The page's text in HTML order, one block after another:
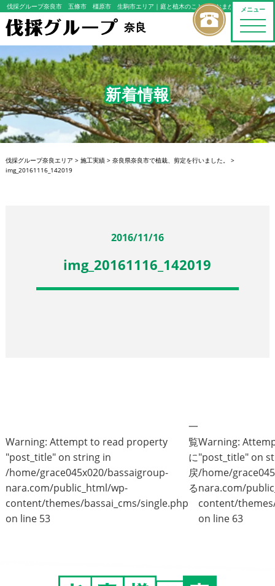
メニュー
toggle
伐採グループ奈良市 五條市 橿原市 生駒市エリア ｜庭と植木のことならおまかせください
奈良
新着情報
伐採グループ奈良エリア > 施工実績> 奈良県奈良市で植栽、剪定を行いました。
>
img_20161116_142019
2016/11/16
img_20161116_142019
Warning: Attempt to read property
"post_title" on string in
/home/grace045x020/bassaigroup-
nara.com/public_html/wp-
content/themes/bassai_cms/single.php
on line 53
一
覧
に
戻
る
Warning:
"post_title" on
/home/
nara.com/
content/
on line 63